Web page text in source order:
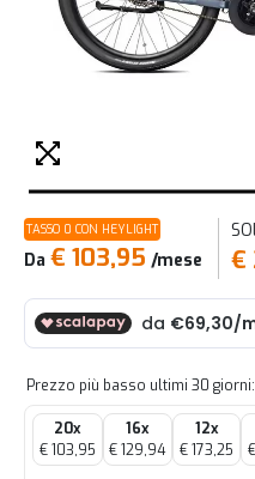
TASSO 0 CON HEYLIGHT
Da € 103,95 /mese €
Prezzo più basso ultimi 30
20x
€ 103,95
16x
€ 129,94
12x
€ 173,25